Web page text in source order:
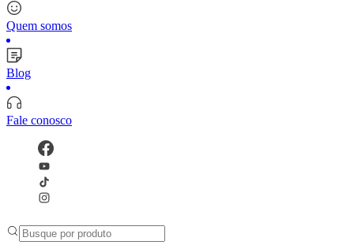
Quem somos
Blog
Fale conosco